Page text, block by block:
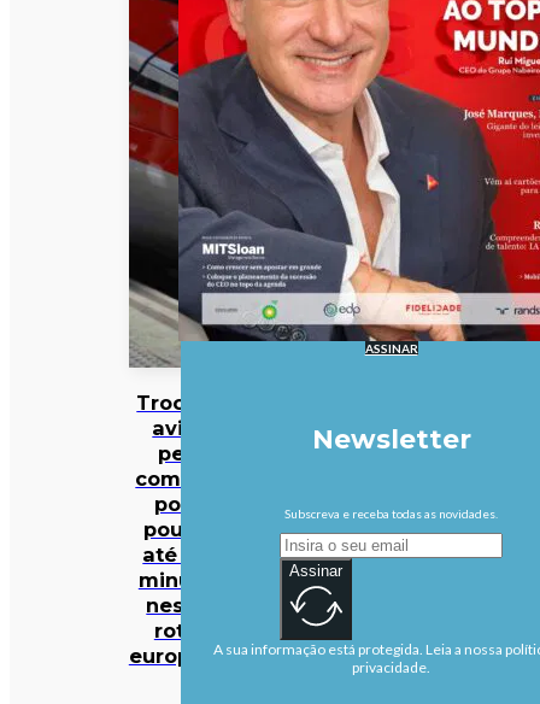
Trocar o
avião
pelo
comboio
pode
poupar
até 140
minutos
nestas
rotas
europeias
ASSINAR
Newsletter
Subscreva e receba todas as novidades.
Assinar
A sua informação está protegida. Leia a nossa
privacidade.